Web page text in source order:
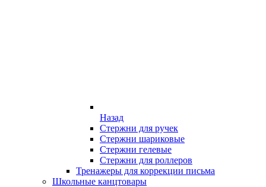
Назад
Стержни для ручек
Стержни шариковые
Стержни гелевые
Стержни для роллеров
Тренажеры для коррекции письма
Школьные канцтовары